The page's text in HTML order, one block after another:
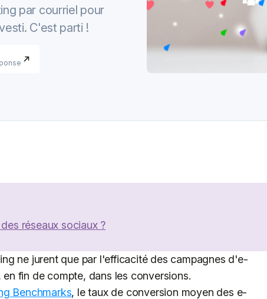
par courriel pour
C'est parti !
réseaux sociaux ?
ne jurent que par l'efficacité des campagnes d'e-
fin de compte, dans les conversions.
Benchmarks, le taux de conversion moyen des e-